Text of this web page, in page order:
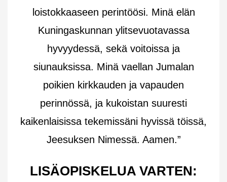
loistokkaaseen perintöösi. Minä elän
Kuningaskunnan ylitsevuotavassa
hyvyydessä, sekä voitoissa ja
siunauksissa. Minä vaellan Jumalan
poikien kirkkauden ja vapauden
perinnössä, ja kukoistan suuresti
kaikenlaisissa tekemissäni hyvissä töissä,
Jeesuksen Nimessä. Aamen.”
LISÄOPISKELUA VARTEN: